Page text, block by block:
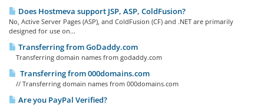
Does Hostmeva support JSP, ASP, ColdFusion?
No, Active Server Pages (ASP), and ColdFusion (CF) and .NET are primarily
designed for use on...
Transferring from GoDaddy.com
Transferring domain names from godaddy.com
Transferring from 000domains.com
// Transferring domain names from 000domains.com
Are you PayPal Verified?